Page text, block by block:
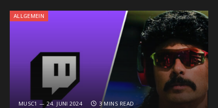
ALLGEMEIN
MUSC1 24. JUNI 2024 3 MINS READ